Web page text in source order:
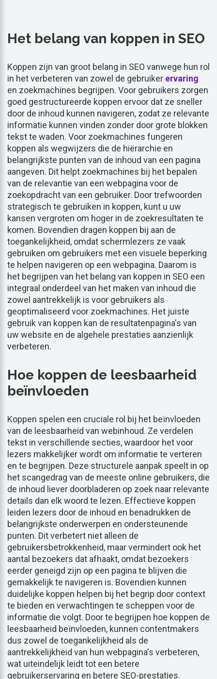
Het belang van koppen in SEO
Koppen zijn van groot belang in SEO vanwege hun rol
in het verbeteren van zowel de gebruiker ervaring
en zoekmachines begrijpen. Voor gebruikers zorgen
goed gestructureerde koppen ervoor dat ze sneller
door de inhoud kunnen navigeren, zodat ze relevante
informatie kunnen vinden zonder door grote blokken
tekst te waden. Voor zoekmachines fungeren
koppen als wegwijzers die de hiërarchie en
belangrijkste punten van de inhoud van een pagina
aangeven. Dit helpt zoekmachines bij het bepalen
van de relevantie van een webpagina voor de
zoekopdracht van een gebruiker. Door trefwoorden
strategisch te gebruiken in koppen, kunt u uw
kansen vergroten om hoger in de zoekresultaten te
komen. Bovendien dragen koppen bij aan de
toegankelijkheid, omdat schermlezers ze vaak
gebruiken om gebruikers met een visuele beperking
te helpen navigeren op een webpagina. Daarom is
het begrijpen van het belang van koppen in SEO een
integraal onderdeel van het maken van inhoud die
zowel aantrekkelijk is voor gebruikers als
geoptimaliseerd voor zoekmachines. Het juiste
gebruik van koppen kan de resultatenpagina's van
uw website en de algehele prestaties aanzienlijk
verbeteren.
Hoe koppen de leesbaarheid
beïnvloeden
Koppen spelen een cruciale rol bij het beïnvloeden
van de leesbaarheid van webinhoud. Ze verdelen
tekst in verschillende secties, waardoor het voor
lezers makkelijker wordt om informatie te verteren
en te begrijpen. Deze structurele aanpak speelt in op
het scangedrag van de meeste online gebruikers, die
de inhoud liever doorbladeren op zoek naar relevante
details dan elk woord te lezen. Effectieve koppen
leiden lezers door de inhoud en benadrukken de
belangrijkste onderwerpen en ondersteunende
punten. Dit verbetert niet alleen de
gebruikersbetrokkenheid, maar vermindert ook het
aantal bezoekers dat afhaakt, omdat bezoekers
eerder geneigd zijn op een pagina te blijven die
gemakkelijk te navigeren is. Bovendien kunnen
duidelijke koppen helpen bij het begrip door context
te bieden en verwachtingen te scheppen voor de
informatie die volgt. Door te begrijpen hoe koppen de
leesbaarheid beïnvloeden, kunnen contentmakers
dus zowel de toegankelijkheid als de
aantrekkelijkheid van hun webpagina's verbeteren,
wat uiteindelijk leidt tot een betere
gebruikerservaring en betere SEO-prestaties.